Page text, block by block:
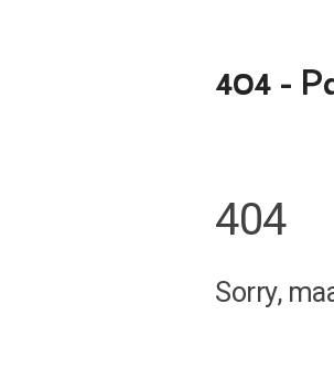
404 -
404
Sorry,